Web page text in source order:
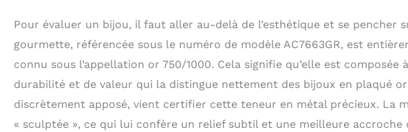
Pour évaluer un bijou, il faut aller au-delà de l’esthétique et se pencher
gourmette, référencée sous le numéro de modèle AC7663GR, est
connu sous l’appellation or 750/1000. Cela signifie qu’elle est composée
durabilité et de valeur qui la distingue nettement des bijoux en plaqué
discrètement apposé, vient certifier cette teneur en métal précieux. La
« sculptée », ce qui lui confère un relief subtil et une meilleure